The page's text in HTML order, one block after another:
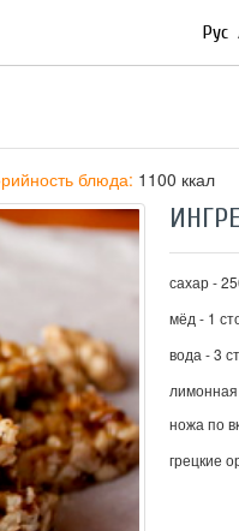
Рус
блюда: 1100 ккал
сахар -
мёд - 1
вода - 3
лимонная
ножа по
грецкие